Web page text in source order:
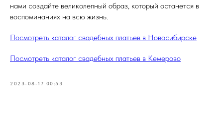
нами создайте великолепный образ, который останется в
воспоминаниях на всю жизнь.
Посмотреть каталог свадебных платьев в Новосибирске
Посмотреть каталог свадебных платьев в Кемерово
2023-08-17 00:53